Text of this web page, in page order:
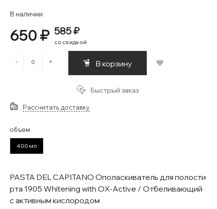
В наличии
650 ₽ 585 ₽
со скидкой
- + В корзину
Быстрый заказ
Рассчитать доставку
объем
400 мл
PASTA DEL CAPITANO Ополаскиватель для полости
рта 1905 Whitening with OX-Active / Отбеливающий
с активным кислородом